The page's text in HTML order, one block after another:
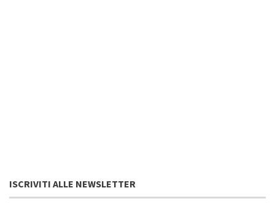
ISCRIVITI ALLE NEWSLETTER